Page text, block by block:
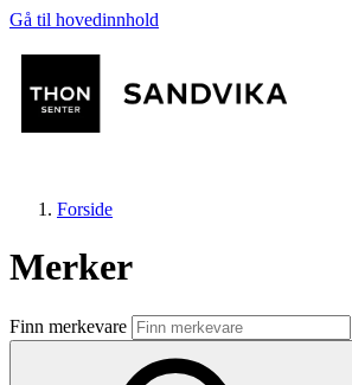
Gå til hovedinnhold
Butikker
Mat og drikke
Forside
Merker
Finn merkevare